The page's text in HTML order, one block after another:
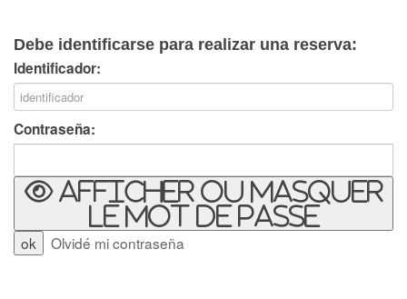
Debe identificarse para realizar una reserva:
Identificador:
Contraseña:
Afficher ou masquer
le mot de passe
Olvidé mi contraseña